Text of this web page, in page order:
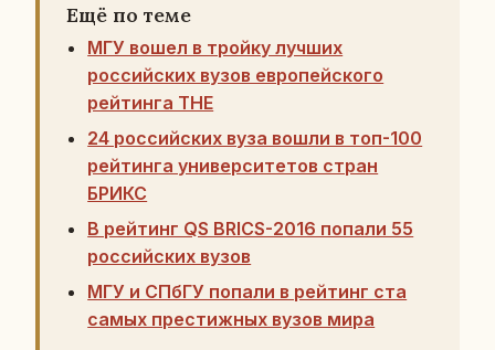
Ещё по теме
МГУ вошел в тройку лучших
российских вузов европейского
рейтинга THE
24 российских вуза вошли в топ-100
рейтинга университетов стран
БРИКС
В рейтинг QS BRICS-2016 попали 55
российских вузов
МГУ и СПбГУ попали в рейтинг ста
самых престижных вузов мира